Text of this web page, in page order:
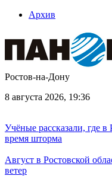
Архив
Ростов-на-Дону
8 августа 2026, 19:36
Учёные рассказали, где в
время шторма
Август в Ростовской
ветер